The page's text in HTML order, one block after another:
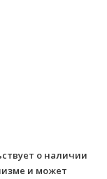
о наличии
и может